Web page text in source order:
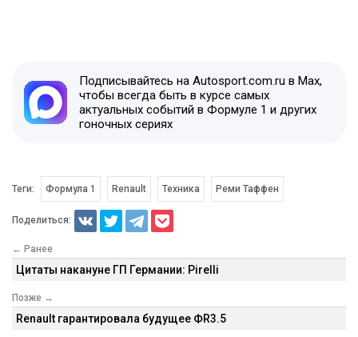
Подписывайтесь на Autosport.com.ru в Max,
чтобы всегда быть в курсе самых
актуальных событий в Формуле 1 и других
гоночных сериях
Теги: Формула 1 Renault Техника Реми Таффен
Поделиться:
← Ранее
Цитаты накануне ГП Германии: Pirelli
Позже →
Renault гарантировала будущее ФR3.5